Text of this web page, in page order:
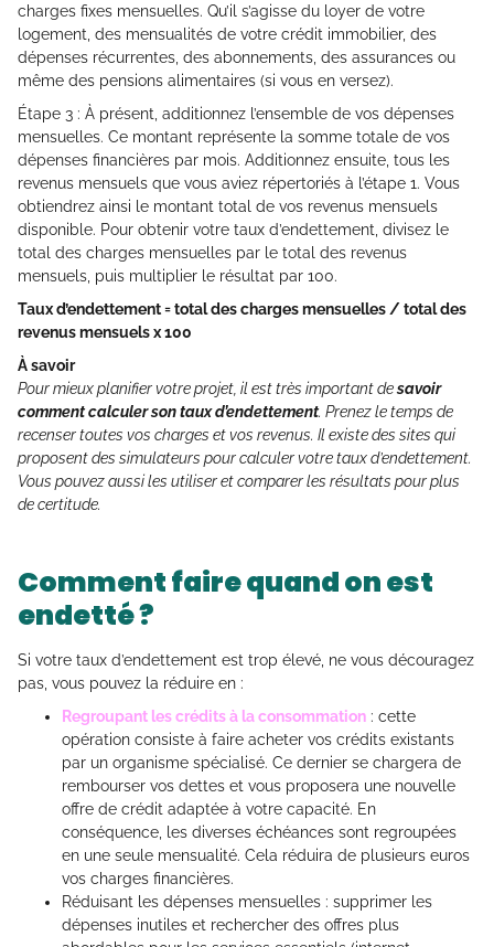
charges fixes mensuelles. Qu’il s’agisse du loyer de votre
logement, des mensualités de votre crédit immobilier, des
dépenses récurrentes, des abonnements, des assurances ou
même des pensions alimentaires (si vous en versez).
Étape 3 : À présent, additionnez l’ensemble de vos dépenses
mensuelles. Ce montant représente la somme totale de vos
dépenses financières par mois. Additionnez ensuite, tous les
revenus mensuels que vous aviez répertoriés à l’étape 1. Vous
obtiendrez ainsi le montant total de vos revenus mensuels
disponible. Pour obtenir votre taux d’endettement, divisez le
total des charges mensuelles par le total des revenus
mensuels, puis multiplier le résultat par 100.
Taux d’endettement = total des charges mensuelles / total des
revenus mensuels x 100
À savoir
Pour mieux planifier votre projet, il est très important desavoir
comment calculer son taux d’endettement. Prenez le temps de
recenser toutes vos charges et vos revenus. Il existe des sites qui
proposent des simulateurs pour calculer votre taux d’endettement.
Vous pouvez aussi les utiliser et comparer les résultats pour plus
de certitude.
Comment faire quand on est
endetté ?
Si votre taux d’endettement est trop élevé, ne vous découragez
pas, vous pouvez la réduire en :
Regroupant les crédits à la consommation : cette
opération consiste à faire acheter vos crédits existants
par un organisme spécialisé. Ce dernier se chargera de
rembourser vos dettes et vous proposera une nouvelle
offre de crédit adaptée à votre capacité. En
conséquence, les diverses échéances sont regroupées
en une seule mensualité. Cela réduira de plusieurs euros
vos charges financières.
Réduisant les dépenses mensuelles : supprimer les
dépenses inutiles et rechercher des offres plus